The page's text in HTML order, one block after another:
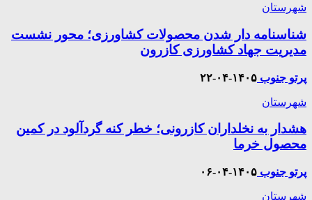
شهرستان
شناسنامه دار شدن محصولات کشاورزی؛ محور نشست
مدیریت جهاد کشاورزی کازرون
پرتو جنوب ۱۴۰۵-۰۴-۲۲
شهرستان
هشدار به نخلداران کازرونی؛ خطر کنه گردآلود در کمین
محصول خرما
پرتو جنوب ۱۴۰۵-۰۴-۰۶
شهرستان